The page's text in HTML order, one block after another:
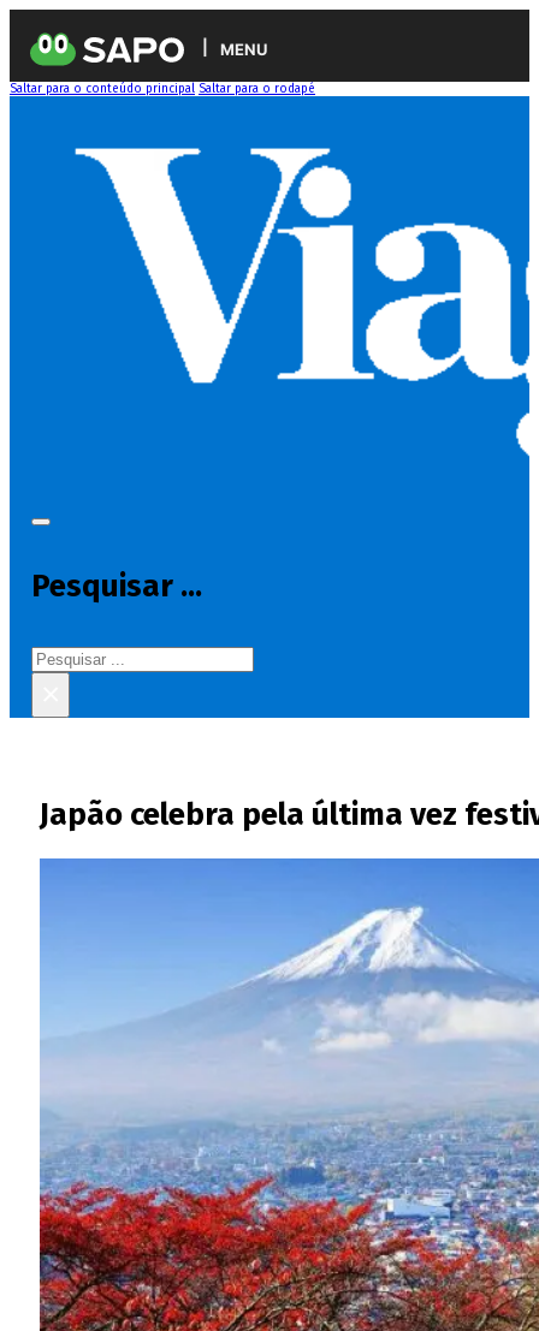
MENU
Saltar para o conteúdo principal Saltar para o rodapé
Pesquisar ...
Pesquisar
Japão celebra pela última vez